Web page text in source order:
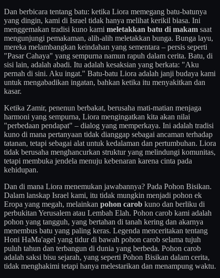
Dan berbicara tentang batu: ketika Liora memegang batu-batunya
yang dingin, kami di Israel tidak hanya melihat kerikil biasa. Ini
menggemakan tradisi kuno kami meletakkan batu di makam saat
mengunjungi pemakaman, alih-alih meletakkan bunga. Bunga layu,
mereka melambangkan keindahan yang sementara – persis seperti
"Pasar Cahaya" yang sempurna namun rapuh dalam cerita. Batu, di
sisi lain, adalah abadi. Itu adalah kesaksian yang berkata: "Aku
pernah di sini. Aku ingat." Batu-batu Liora adalah janji budaya kami
untuk mengabadikan ingatan, bahkan ketika itu menyakitkan dan
kasar.
Ketika Zamir, penenun berbakat, berusaha mati-matian menjaga
harmoni yang sempurna, Liora mengingatkan kita akan nilai
"perbedaan pendapat" – dialog yang memperkaya. Ini adalah tradisi
kuno di mana pertanyaan tidak dianggap sebagai ancaman terhadap
tatanan, tetapi sebagai alat untuk kedalaman dan pertumbuhan. Liora
tidak berusaha menghancurkan struktur yang melindungi komunitas,
tetapi membuka jendela menuju kebenaran karena cinta pada
kehidupan.
Dan di mana Liora menemukan jawabannya? Pada Pohon Bisikan.
Dalam lanskap Israel kami, itu tidak mungkin menjadi pohon ek
Eropa yang megah, melainkan pohon carob kuno dan berliku di
perbukitan Yerusalem atau Lembah Elah. Pohon carob kami adalah
pohon yang tangguh, yang bertahan di tanah kering dan akarnya
menembus batu yang paling keras. Legenda menceritakan tentang
Honi HaMa'agel yang tidur di bawah pohon carob selama tujuh
puluh tahun dan terbangun di dunia yang berbeda. Pohon carob
adalah saksi bisu sejarah, yang seperti Pohon Bisikan dalam cerita,
tidak menghakimi tetapi hanya melestarikan dan menampung waktu.